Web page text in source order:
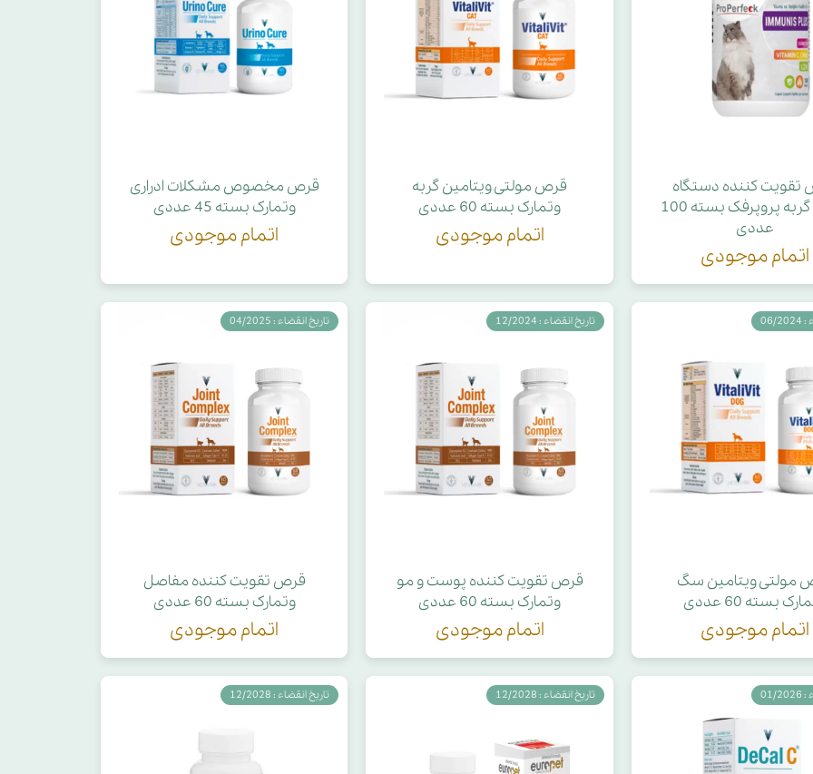
غذا گربه
بچه گربه
گربه
سگ
تقویت کننده دستگاه
ایمنی گربه پروپرفک بسته 100
عددی
اتمام موجودی
قرص مولتی ویتامین گربه
وتمارک بسته 60 عددی
اتمام موجودی
قرص مخصوص مشکلات ادراری
وتمارک بسته 45 عددی
اتمام موجودی
مولتی ویتامین سگ
بسته 60 عددی
اتمام موجودی
قرص تقویت کننده پوست و مو
وتمارک بسته 60 عددی
اتمام موجودی
تاریخ انقضاء : 12/2024
قرص تقویت کننده مفاصل
وتمارک بسته 60 عددی
اتمام موجودی
تاریخ انقضاء : 04/2025
تاریخ انقضاء : 12/2028 تاریخ انقضاء : 12/2028